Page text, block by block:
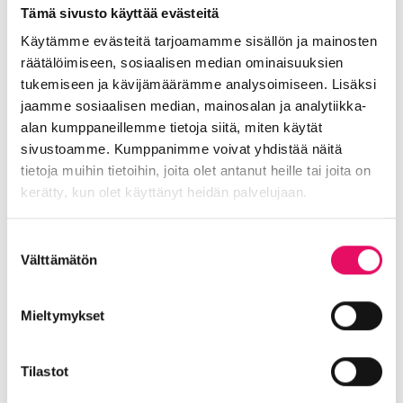
Tämä sivusto käyttää evästeitä
Käytämme evästeitä tarjoamamme sisällön ja mainosten
räätälöimiseen, sosiaalisen median ominaisuuksien
tukemiseen ja kävijämäärämme analysoimiseen. Lisäksi
jaamme sosiaalisen median, mainosalan ja analytiikka-
alan kumppaneillemme tietoja siitä, miten käytät
sivustoamme. Kumppanimme voivat yhdistää näitä
tietoja muihin tietoihin, joita olet antanut heille tai joita on
kerätty, kun olet käyttänyt heidän palvelujaan.
valinta
Välttämätön
Mieltymykset
Tilastot
Jaa artikkeli
somessa
Siirry Uutiset-sivulle
Uutiskategoriat
Blogi Digitalisaatio
Ekosysteemi
Liiketoiminnan valmennukset
Tallenteet
Yrittäjätarinat